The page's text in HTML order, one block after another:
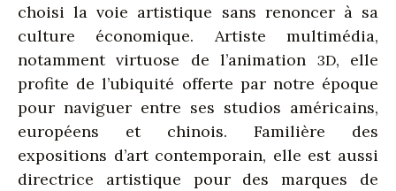
choisi la voie artistique sans renoncer à sa
culture économique. Artiste multimédia,
notamment virtuose de l’animation 3D, elle
profite de l’ubiquité offerte par notre époque
pour naviguer entre ses studios américains,
européens et chinois. Familière des
expositions d’art contemporain, elle est aussi
directrice artistique pour des marques de